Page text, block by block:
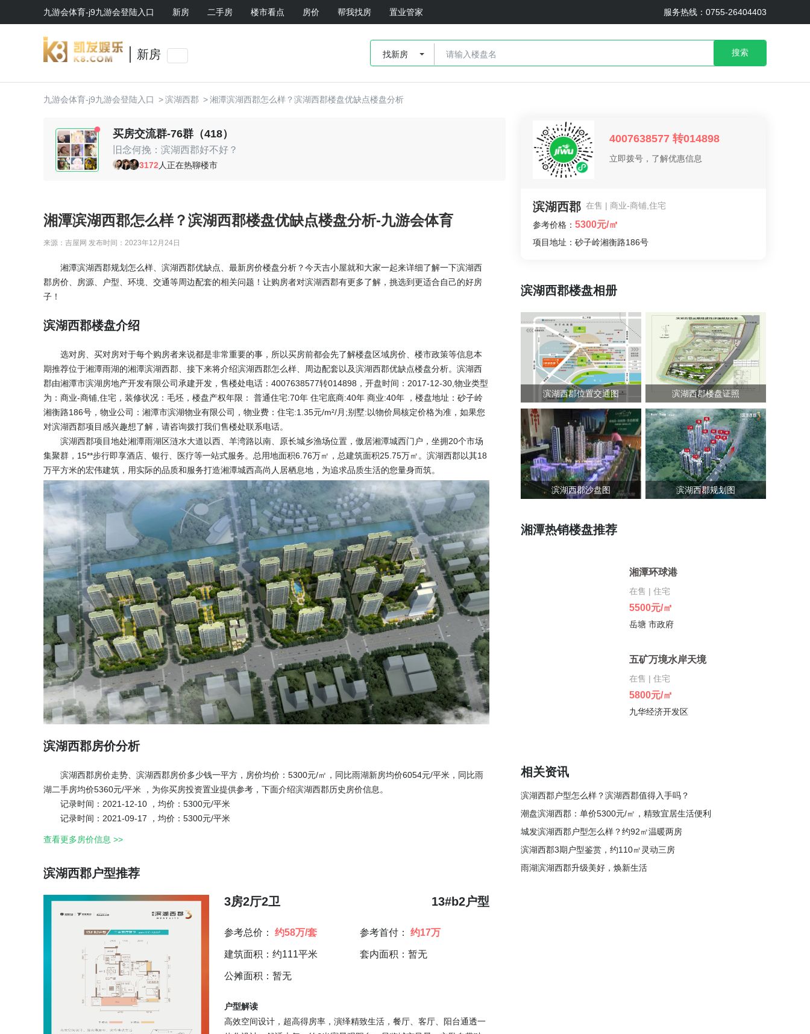
九游会体育-j9九游会登陆入口 新房 二手房 楼市看点 房价 帮我找房 置业管家 服务热线：0755-26404403
新房 找新房 搜索
九游会体育-j9九游会登陆入口 >滨湖西郡 >湘潭滨湖西郡怎么样？滨湖西郡楼盘优缺点楼盘分析
买房交流群-76群（418）
旧念何挽：滨湖西郡好不好？
c.yy：对比周边，性价比高
小丸子：大家组团去看看呀
3172 人正在热聊楼市
湘潭滨湖西郡怎么样？滨湖西郡楼盘优缺点楼盘分析-九游会体育
来源：吉屋网 发布时间：2023年12月24日
湘潭滨湖西郡规划怎么样、滨湖西郡优缺点、最新房价楼盘分析？今天吉小屋就和大家一起来详细了解一下滨湖西
郡房价、房源、户型、环境、交通等周边配套的相关问题！让购房者对滨湖西郡有更多了解，挑选到更适合自己的好房
子！
滨湖西郡楼盘介绍
选对房、买对房对于每个购房者来说都是非常重要的事，所以买房前都会先了解楼盘区域房价、楼市政策等信息本
期推荐位于湘潭雨湖的湘潭滨湖西郡、接下来将介绍滨湖西郡怎么样、周边配套以及滨湖西郡优缺点楼盘分析。滨湖西
郡由湘潭市滨湖房地产开发有限公司承建开发，售楼处电话： 4007638577转014898 ，开盘时间：2017-12-30,物业类型
为：商业-商铺,住宅，装修状况：毛坯，楼盘产权年限： 普通住宅:70年 住宅底商:40年 商业:40年 ，楼盘地址：砂子岭
湘衡路186号，物业公司：湘潭市滨湖物业有限公司，物业费：住宅:1.35元/m²/月;别墅:以物价局核定价格为准，如果您
对滨湖西郡项目感兴趣想了解，请咨询拨打我们售楼处联系电话。
滨湖西郡项目地处湘潭雨湖区涟水大道以西、羊湾路以南、原长城乡渔场位置，傲居湘潭城西门户，坐拥20个市场
集聚群，15**步行即享酒店、银行、医疗等一站式服务。总用地面积6.76万㎡，总建筑面积25.75万㎡。滨湖西郡以其18
万平方米的宏伟建筑，用实际的品质和服务打造湘潭城西高尚人居栖息地，为追求品质生活的您量身而筑。
滨湖西郡房价分析
滨湖西郡房价走势、滨湖西郡房价多少钱一平方，房价均价：5300元/㎡，同比雨湖新房均价6054元/平米，同比雨
湖二手房均价5360元/平米 ，为你买房投资置业提供参考，下面介绍滨湖西郡历史房价信息。
记录时间：2021-12-10 ，均价：5300元/平米
记录时间：2021-09-17 ，均价：5300元/平米
查看更多房价信息 >>
滨湖西郡户型推荐
3房2厅2卫 13#b2户型
参考总价： 约58万/套 参考首付： 约17万
建筑面积：约111平米 套内面积：暂无
公摊面积：暂无
户型解读
高效空间设计，超高得房率，演绎精致生活，餐厅、客厅、阳台通透一
4007638577 转014898
立即拨号，了解优惠信息
滨湖西郡 在售 | 商业-商铺,住宅
参考价格： 5300元/㎡
项目地址：砂子岭湘衡路186号
滨湖西郡楼盘相册
滨湖西郡位置交通图 滨湖西郡楼盘证照
滨湖西郡沙盘图 滨湖西郡规划图
湘潭热销楼盘推荐
湘潭环球港
在售 | 住宅
5500元/㎡
岳塘 市政府
五矿万境水岸天境
在售 | 住宅
5800元/㎡
九华经济开发区
相关资讯
滨湖西郡户型怎么样？滨湖西郡值得入手吗？
潮盘滨湖西郡：单价5300元/㎡，精致宜居生活便利
城发滨湖西郡户型怎么样？约92㎡温暖两房
滨湖西郡3期户型鉴赏，约110㎡灵动三房
雨湖滨湖西郡升级美好，焕新生活